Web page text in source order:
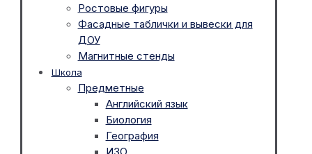
Ростовые фигуры
Фасадные таблички и вывески для
ДОУ
Магнитные стенды
Школа
Предметные
Английский язык
Биология
География